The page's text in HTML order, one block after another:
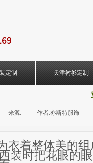
定制 天津衬衫定制
来源: 作者:亦斯特服饰
衣着整体美的
装时把花眼的